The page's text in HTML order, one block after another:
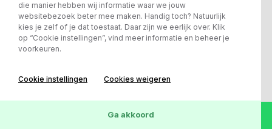
die manier hebben wij informatie waar we jouw
websitebezoek beter mee maken. Handig toch? Natuurlijk
kies je zelf of je dat toestaat. Daar zijn we eerlijk over. Klik
op “Cookie instellingen”, vind meer informatie en beheer je
voorkeuren.
Cookie instellingen Cookies weigeren
Ga akkoord